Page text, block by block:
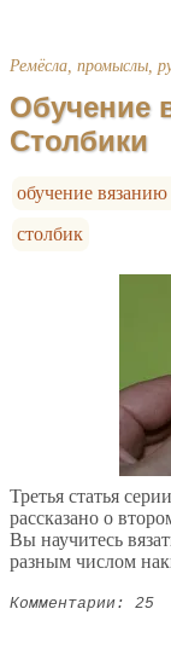
Ремёсла, промыслы,
Обучение
Столбики
обучение
столбик
Третья статья
рассказано о
Вы научитесь
разным числом
Комментарии: 25